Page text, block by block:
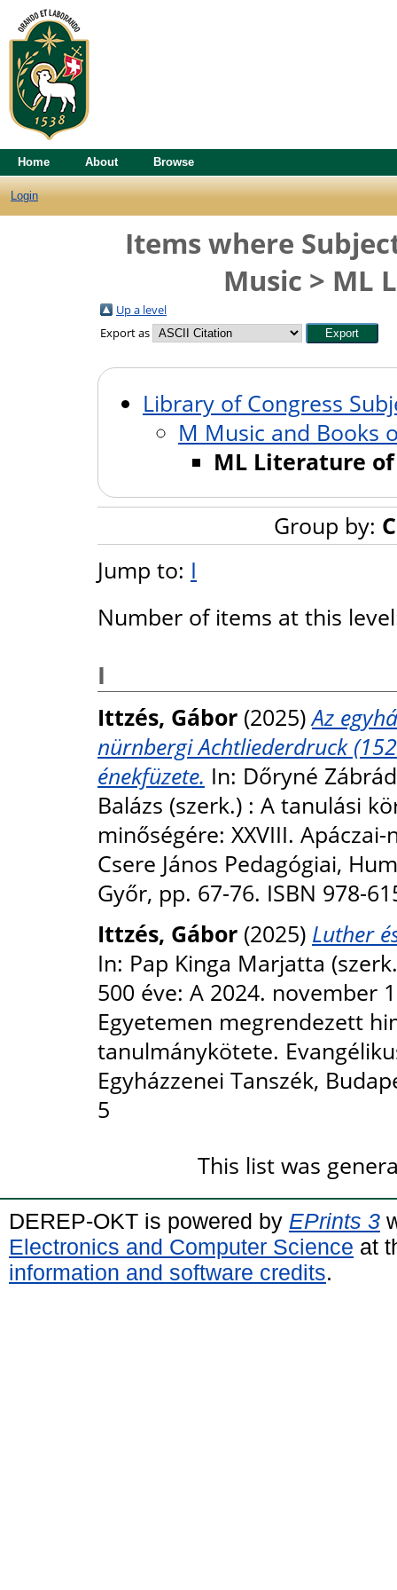
Home About Browse
Login
Items where
Music > ML
Up a level
Export as
Library of Congress
M Music and Books
ML Literature
Group by:
Jump to: I
Number of items at this
I
Ittzés, Gábor (2025)Az
nürnbergi Achtliederdruck
énekfüzete. In: Dőryné
Balázs (szerk.) : A tanulási
minőségére: XXVIII.
Csere János Pedagógiai,
Győr, pp. 67-76. ISBN 978-
Ittzés, Gábor (2025) Luther
In: Pap Kinga Marjatta
500 éve: A 2024. november
Egyetemen megrendezett
tanulmánykötete.
Egyházzenei Tanszék,
5
This list was
DEREP-OKT is powered by EPrints 3
Electronics and Computer Science at
information and software credits.